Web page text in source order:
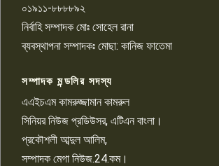
৯
চাঁদাবাজি ও
১০
০১৯১১-৮৮৮৮৯২
নির্বাহি সম্পাদক মোঃ সোহেল রানা
ব্যবস্থাপনা সম্পাদকঃ মোছা: কানিজ ফাতেমা
সম্পাদক মন্ডলির সদস্য
এএইচএম কামরুজ্জামান কামরুল
সিনিয়র নিউজ প্রডিউসর, এটিএন বাংলা।
প্রকৌশলী আব্দুল আলিম,
সম্পাদক মেগা নিউজ.24.কম।